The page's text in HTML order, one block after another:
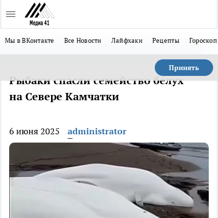
Мы в ВКонтакте Все Новости Лайфхаки Рецепты Гороскоп
Принять
Рыбаки спасли семейство белух
на Севере Камчатки
6 июня 2025 administrator